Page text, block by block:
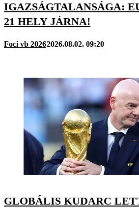
IGAZSÁGTALANSÁGA:
21 HELY JÁRNA!
Foci vb 20262026.08.02. 09:20
GLOBÁLIS KUDARC